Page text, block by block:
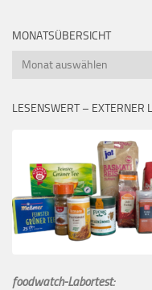
MONATSÜBERSICHT
Monatsübersicht
LESENSWERT – EXTERNER
foodwatch-Labortest: